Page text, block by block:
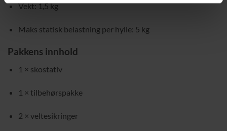
Vekt: 1,5 kg
Maks statisk belastning per hylle: 5 kg
Pakkens innhold
1 × skostativ
1 × tilbehørspakke
2 × veltesikringer